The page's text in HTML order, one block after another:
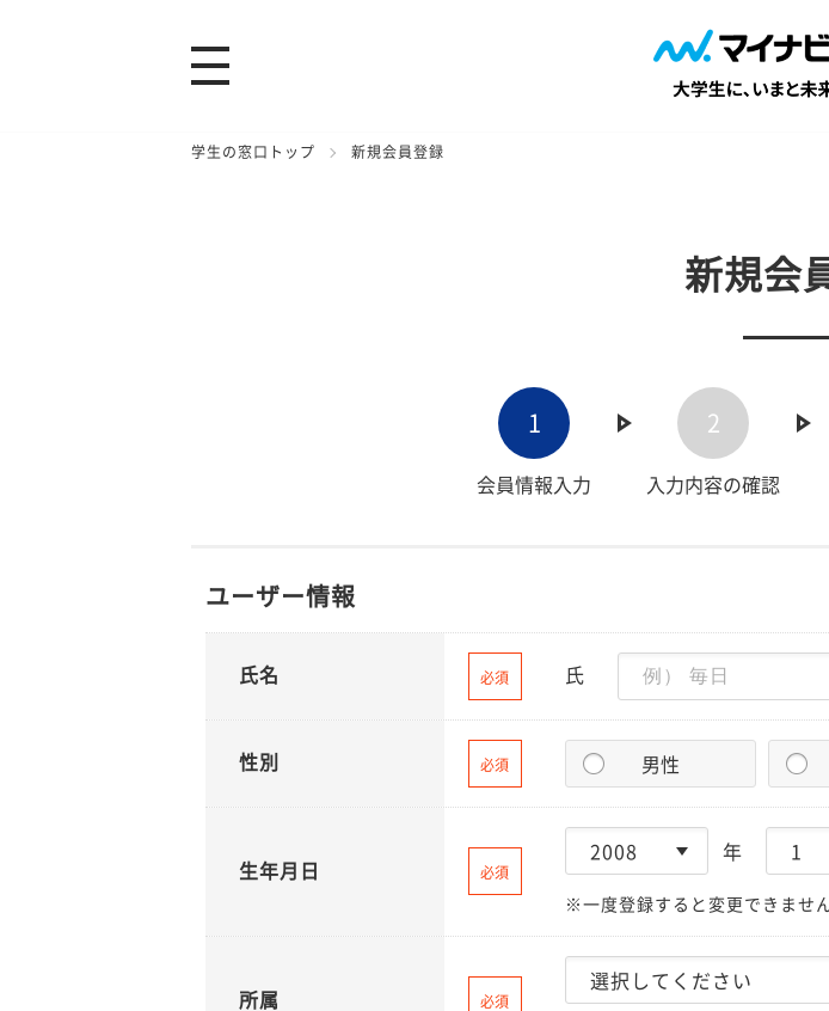
学生の窓口トップ 新規会員登録
新規会
1
会員情報入力
2
入力内容の確認
ユーザー情報
氏名 必須 氏
性別 必須 男性
生年月日 必須
年
※一度登録すると変更できませ
所属 必須